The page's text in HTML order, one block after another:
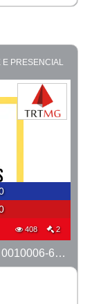
PRESENCIAL
408 2
LOTE 11 - Pneus Ônibus - PROCESSO 0010006-67.2023-1ª CONT.